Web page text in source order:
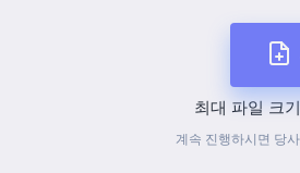
최대 파일 크
계속 진행하시면 당사